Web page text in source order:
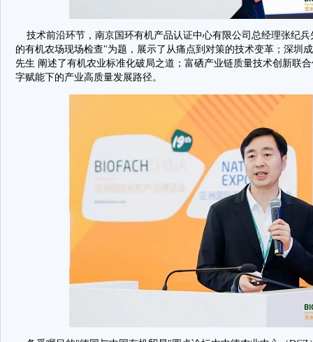
技术前沿环节，南京国环有机产品认证中心有限公司总经理张纪
的有机农场现场检查"为题，展示了从痛点到对策的技术变革；深圳
先生 阐述了有机农业标准化破局之道；富硒产业链质量技术创新联
字赋能下的产业高质量发展路径。